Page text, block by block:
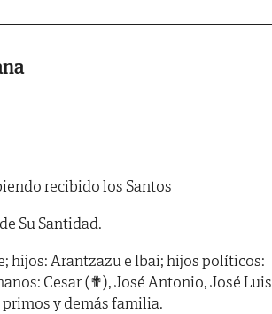
recibido los Santos
Su Santidad.
hijos: Arantzazu e Ibai; hijos políticos:
Cesar (✟), José Antonio, José Luis
y demás familia.